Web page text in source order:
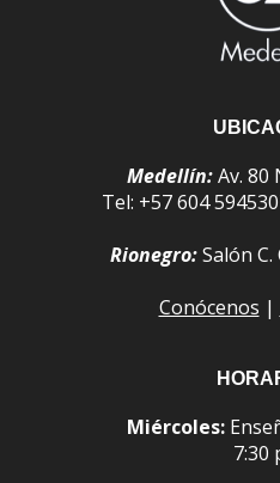
Medellín:Av. 80
Tel: +57 604
Rionegro:Salón C.
Conócenos |
Miércoles:
7:30